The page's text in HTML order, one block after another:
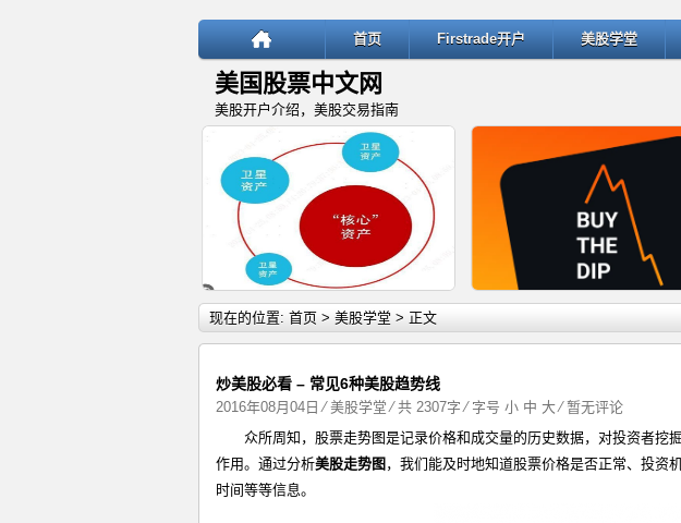
首页 Firstrade开户 美股学堂
美国股票中文网
美股开户介绍，美股交易指南
详细内容
“核心—卫星”投资策略：稳健与 什么是“逢低买入”（Buy
现在的位置: 首页 > 美股学堂 > 正文
炒美股必看 – 常见6种美股趋势线
2016年08月04日 ⁄美股学堂⁄ 共 2307字 ⁄ 字号 小 中 大 ⁄暂无评论
众所周知，股票走势图是记录价格和成交量的历史数据，对投资者挖
作用。通过分析美股走势图 ，我们能及时地知道股票价格是否正常、投资
时间等等信息。